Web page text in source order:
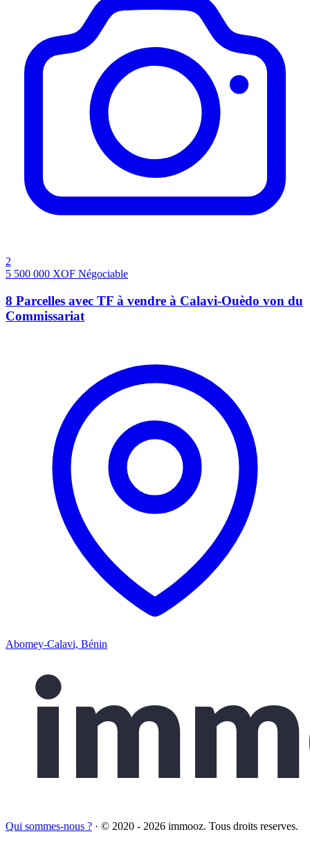
2
5 500 000 XOF Négociable
8 Parcelles avec TF à vendre à Calavi-Ouèdo von du
Commissariat
Abomey-Calavi, Bénin
Qui sommes-nous ? · © 2020 - 2026 immooz. Tous droits reserves.